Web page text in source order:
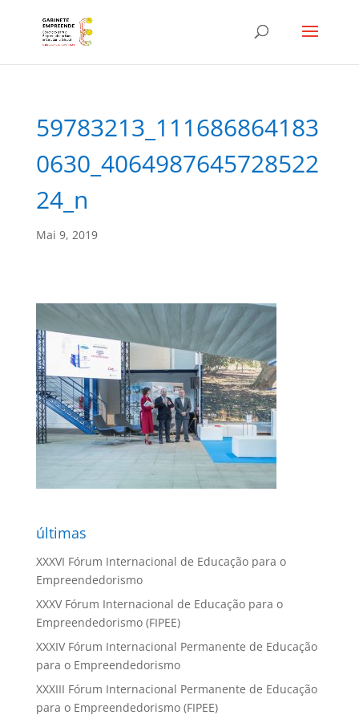
59783213_111686864183
0630_4064987645728522
24_n
Mai 9, 2019
últimas
XXXVI Fórum Internacional de Educação para o
Empreendedorismo
XXXV Fórum Internacional de Educação para o
Empreendedorismo (FIPEE)
XXXIV Fórum Internacional Permanente de Educação
para o Empreendedorismo
XXXIII Fórum Internacional Permanente de Educação
para o Empreendedorismo (FIPEE)